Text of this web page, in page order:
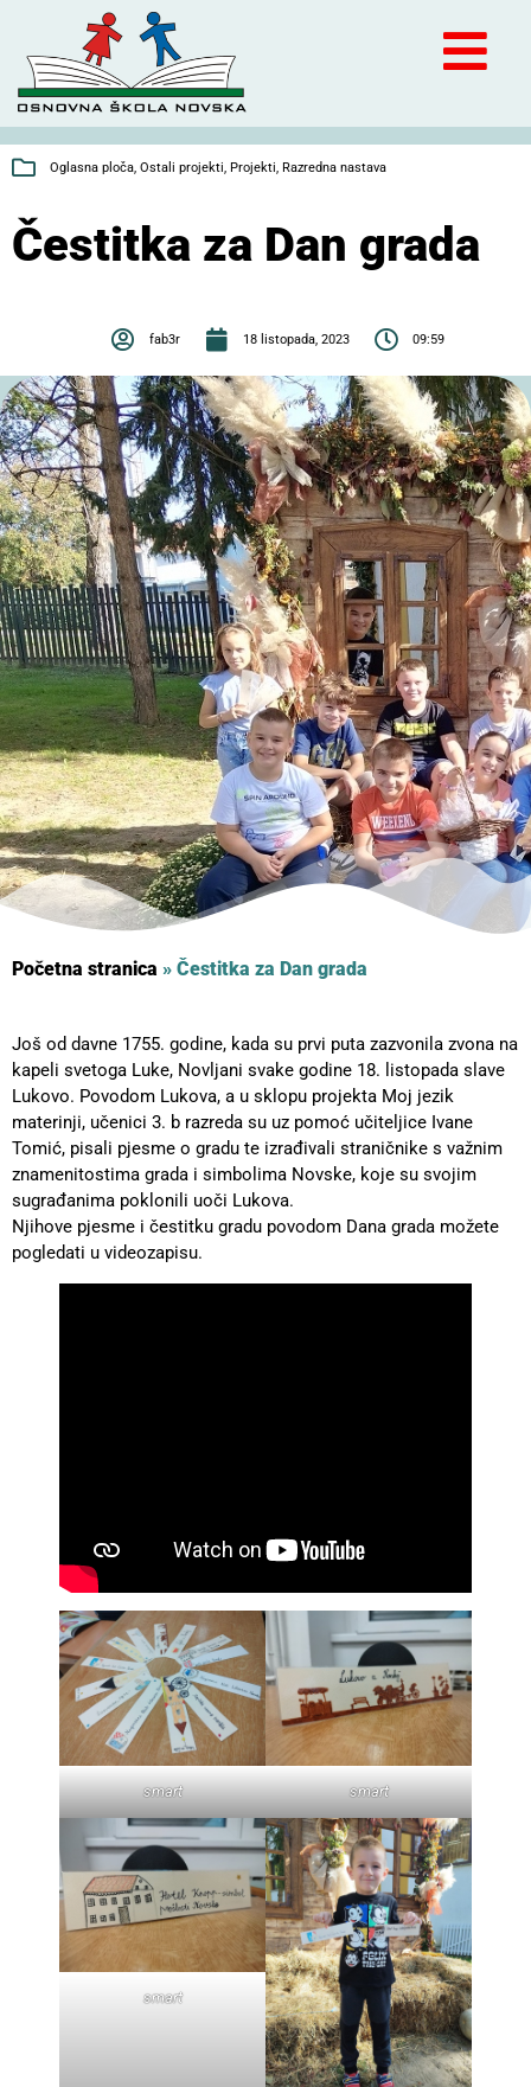
Oglasna ploča, Ostali projekti, Projekti, Razredna nastava
Čestitka za Dan grada
fab3r 18 listopada, 2023 09:59
Početna stranica » Čestitka za Dan grada
Još od davne 1755. godine, kada su prvi puta zazvonila zvona na
kapeli svetoga Luke, Novljani svake godine 18. listopada slave
Lukovo. Povodom Lukova, a u sklopu projekta Moj jezik
materinji, učenici 3. b razreda su uz pomoć učiteljice Ivane
Tomić, pisali pjesme o gradu te izrađivali straničnike s važnim
znamenitostima grada i simbolima Novske, koje su svojim
sugrađanima poklonili uoči Lukova.
Njihove pjesme i čestitku gradu povodom Dana grada možete
pogledati u videozapisu.
smart smart
smart